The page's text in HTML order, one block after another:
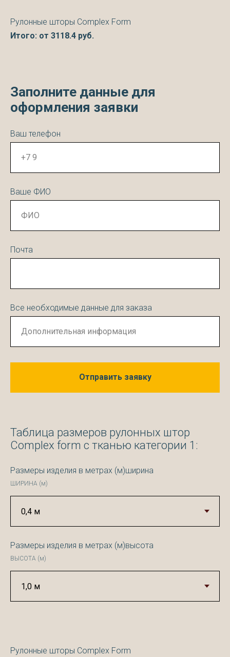
Рулонные шторы Complex Form
Итого: от 3118.4 руб.
Заполните данные для
оформления заявки
Ваш телефон
Ваше ФИО
Почта
Все необходимые данные для заказа
Отправить заявку
Таблица размеров рулонных штор
Complex form с тканью категории 1:
Размеры изделия в метрах (м)ширина
ШИРИНА (м)
Размеры изделия в метрах (м)высота
ВЫСОТА (м)
Рулонные шторы Complex Form